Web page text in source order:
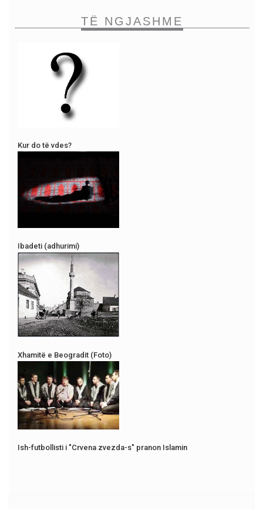
TË NGJASHME
Kur do të vdes?
Ibadeti (adhurimi)
Xhamitë e Beogradit (Foto)
Ish-futbollisti i "Crvena zvezda-s" pranon Islamin